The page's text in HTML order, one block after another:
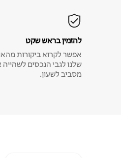
להזמין בראש שקט
אפשר לקרוא ביקורות
שלנו לגבי הנכסים
מסביב לשעון.